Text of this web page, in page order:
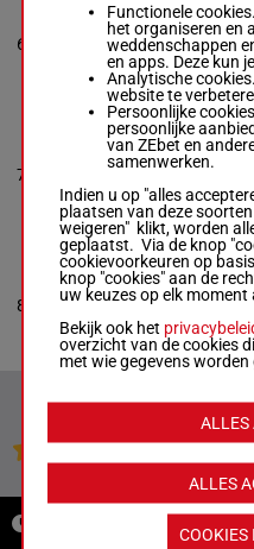
6
CHUCKY DE VIE
John Kakaley -Linda
R/10 - 1600m
0a 1a 3a 0a 4a
R/10
7
PAPA JOE LOZITO
Jim Pantaleano-
Box: 7 -R/5 - 1600m
0a 0a 0a 0a 0a
8
KENOBI
Jason Bartlett-
Jennifer Petrelli
Box: 8 -H/6 - 1600m
0a 0a 3a 2a 0a
H/6
Jouw favoriete paarden
Functionele
het organiseren en
weddenschappen
en apps. Deze kun
Analytische
website te
Persoonlijke
persoonlijke
van ZEbet en
samenwerken.
Indien u op "alles
plaatsen van deze
weigeren" klikt, worden
geplaatst. Via de knop
cookievoorkeuren op
knop "cookies" aan de
uw keuzes op elk moment
Bekijk ook het
overzicht van de cookies
met wie gegevens worden
ALLES
ALLES
COOKIES